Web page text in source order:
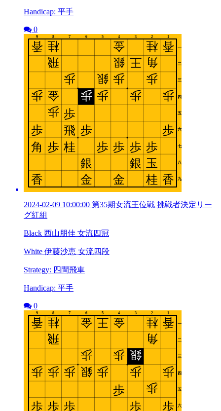
Handicap: 平手
0
2024-02-09 10:00:00 第35期女流王位戦 挑戦者決定リー
グ紅組
Black 西山朋佳 女流四冠
White 伊藤沙恵 女流四段
Strategy: 四間飛車
Handicap: 平手
0